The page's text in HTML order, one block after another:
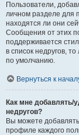
Пользователи,
личном разделе для
находятся ли они
Сообщения от этих
поддерживается
в список недругов,
по умолчанию.
Вернуться к
Как мне добавлять/
недругов?
Вы можете
профиле каждого